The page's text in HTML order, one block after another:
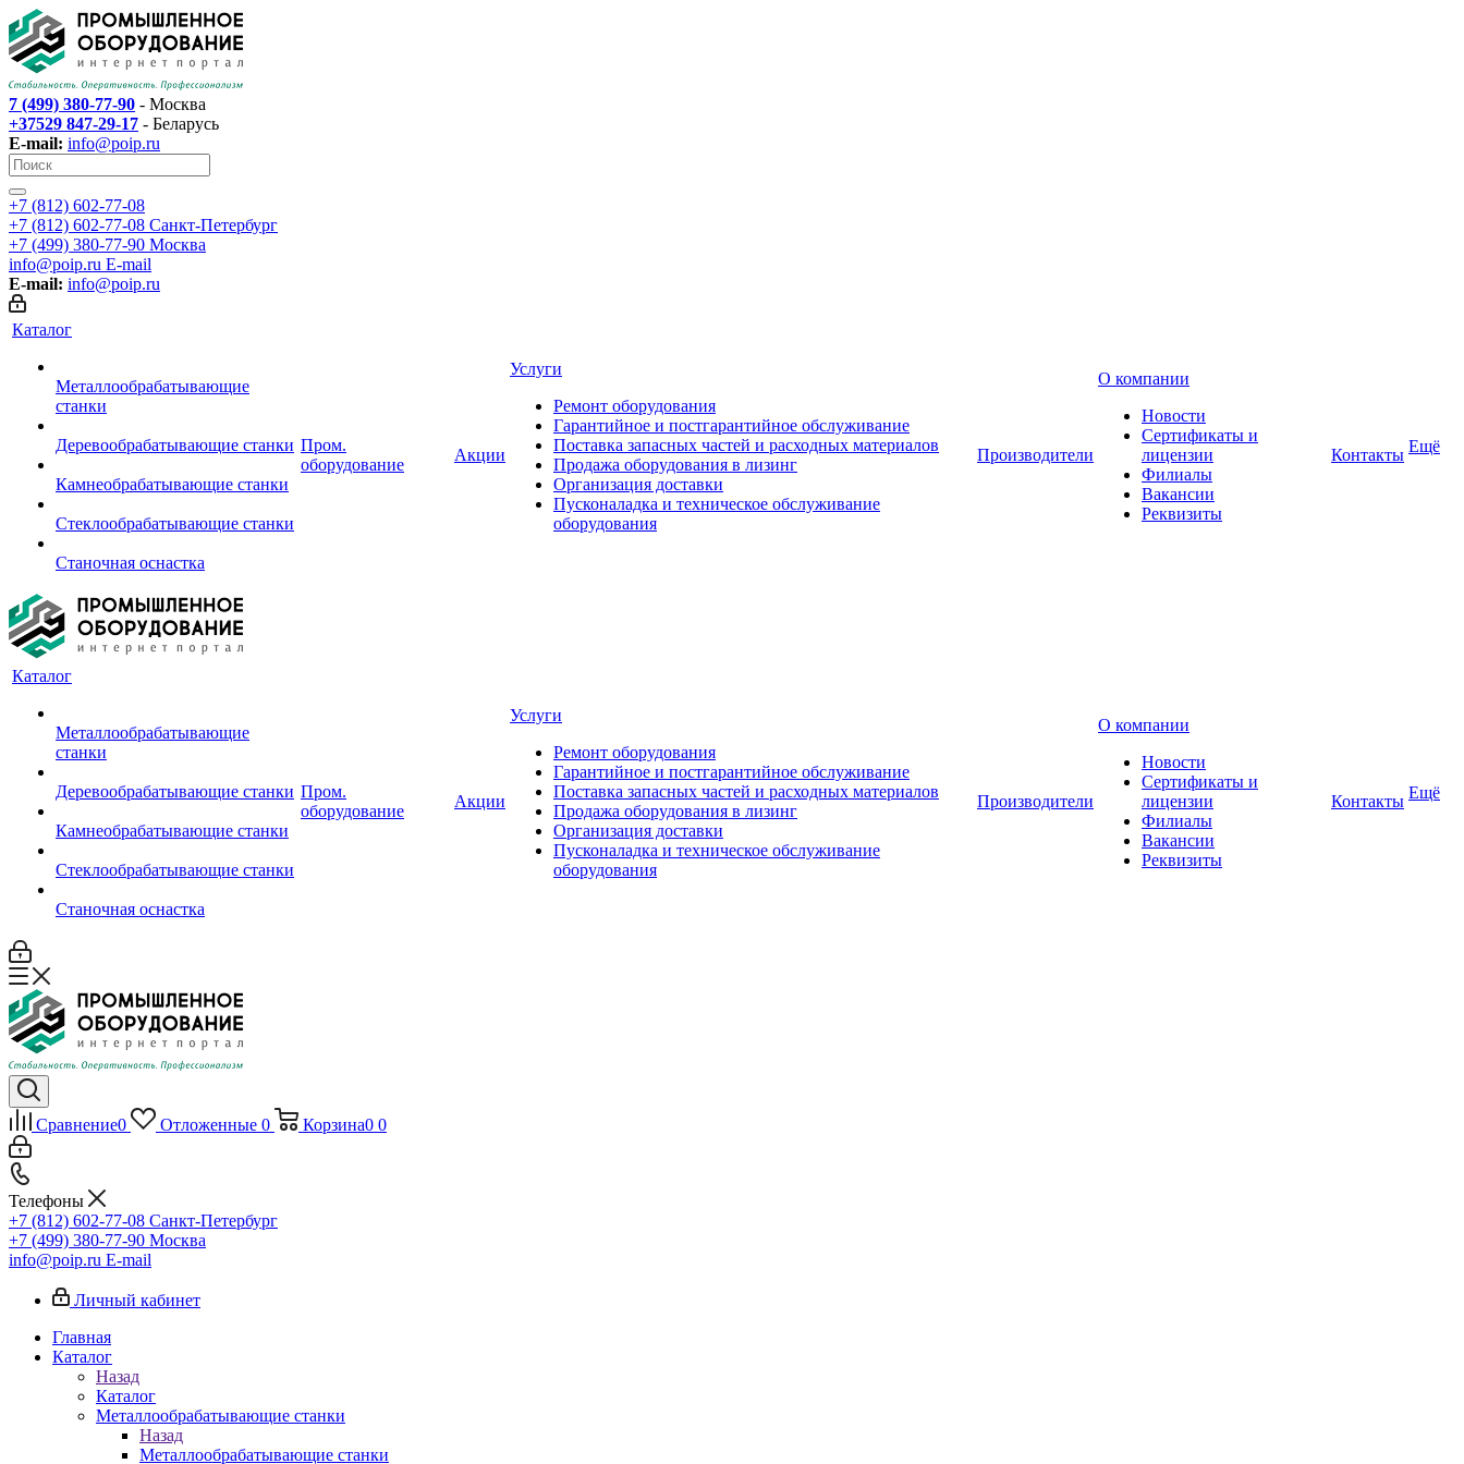
7 (499) 380-77-90 - Москва
+37529 847-29-17 - Беларусь
E-mail: info@poip.ru
+7 (812) 602-77-08
+7 (812) 602-77-08 Санкт-Петербург
+7 (499) 380-77-90 Москва
info@poip.ru E-mail
E-mail: info@poip.ru
Каталог
Металлообрабатывающие
станки
Деревообрабатывающие станки
Камнеобрабатывающие станки
Стеклообрабатывающие станки
Станочная оснастка
Пром.
оборудование
Акции
Услуги
Ремонт оборудования
Гарантийное и постгарантийное обслуживание
Поставка запасных частей и расходных материалов
Продажа оборудования в лизинг
Организация доставки
Пусконаладка и техническое обслуживание
оборудования
Производители
О компании
Новости
Сертификаты и
лицензии
Филиалы
Вакансии
Реквизиты
Контакты Ещё
Каталог
Металлообрабатывающие
станки
Деревообрабатывающие станки
Камнеобрабатывающие станки
Стеклообрабатывающие станки
Станочная оснастка
Пром.
оборудование
Акции
Услуги
Ремонт оборудования
Гарантийное и постгарантийное обслуживание
Поставка запасных частей и расходных материалов
Продажа оборудования в лизинг
Организация доставки
Пусконаладка и техническое обслуживание
оборудования
Производители
О компании
Новости
Сертификаты и
лицензии
Филиалы
Вакансии
Реквизиты
Контакты Ещё
Сравнение0 Отложенные 0 Корзина0 0
Телефоны
+7 (812) 602-77-08 Санкт-Петербург
+7 (499) 380-77-90 Москва
info@poip.ru E-mail
Личный кабинет
Главная
Каталог
Назад
Каталог
Металлообрабатывающие станки
Назад
Металлообрабатывающие станки